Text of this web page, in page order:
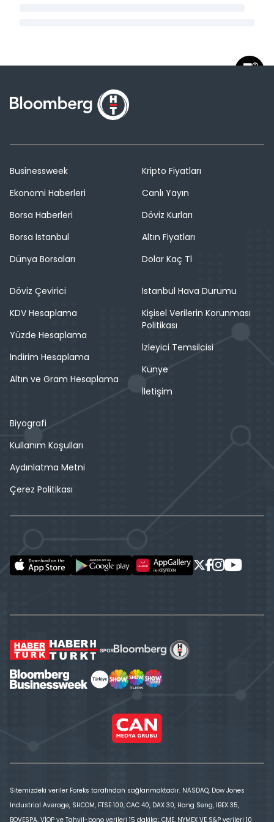
Businessweek
Ekonomi Haberleri
Borsa Haberleri
Borsa İstanbul
Dünya Borsaları
Kripto Fiyatları
Canlı Yayın
Döviz Kurları
Altın Fiyatları
Dolar Kaç Tl
Döviz Çevirici
KDV Hesaplama
Yüzde Hesaplama
İndirim Hesaplama
Altın ve Gram Hesaplama
İstanbul Hava Durumu
Kişisel Verilerin Korunması
Politikası
İzleyici Temsilcisi
Künye
İletişim
Biyografi
Kullanım Koşulları
Aydınlatma Metni
Çerez Politikası
Sitemizdeki veriler Foreks tarafından sağlanmaktadır. NASDAQ, Dow Jones
Industrial Average, SHCOM, FTSE 100, CAC 40, DAX 30, Hang Seng, IBEX 35,
BOVESPA, VİOP ve Tahvil-bono verileri 15 dakika; CME, NYMEX VE S&P verileri 10